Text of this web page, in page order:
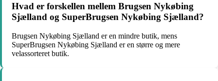
Hvad er forskellen mellem Brugsen Nykøbing
Sjælland og SuperBrugsen Nykøbing Sjælland?
Brugsen Nykøbing Sjælland er en mindre butik, mens
SuperBrugsen Nykøbing Sjælland er en større og mere
velassorteret butik.